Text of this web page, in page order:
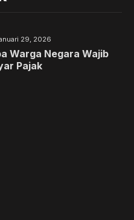
29, 2026
Warga Negara Wajib
Pajak